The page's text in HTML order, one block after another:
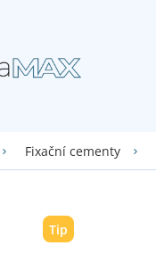
Fixační cementy
Tip